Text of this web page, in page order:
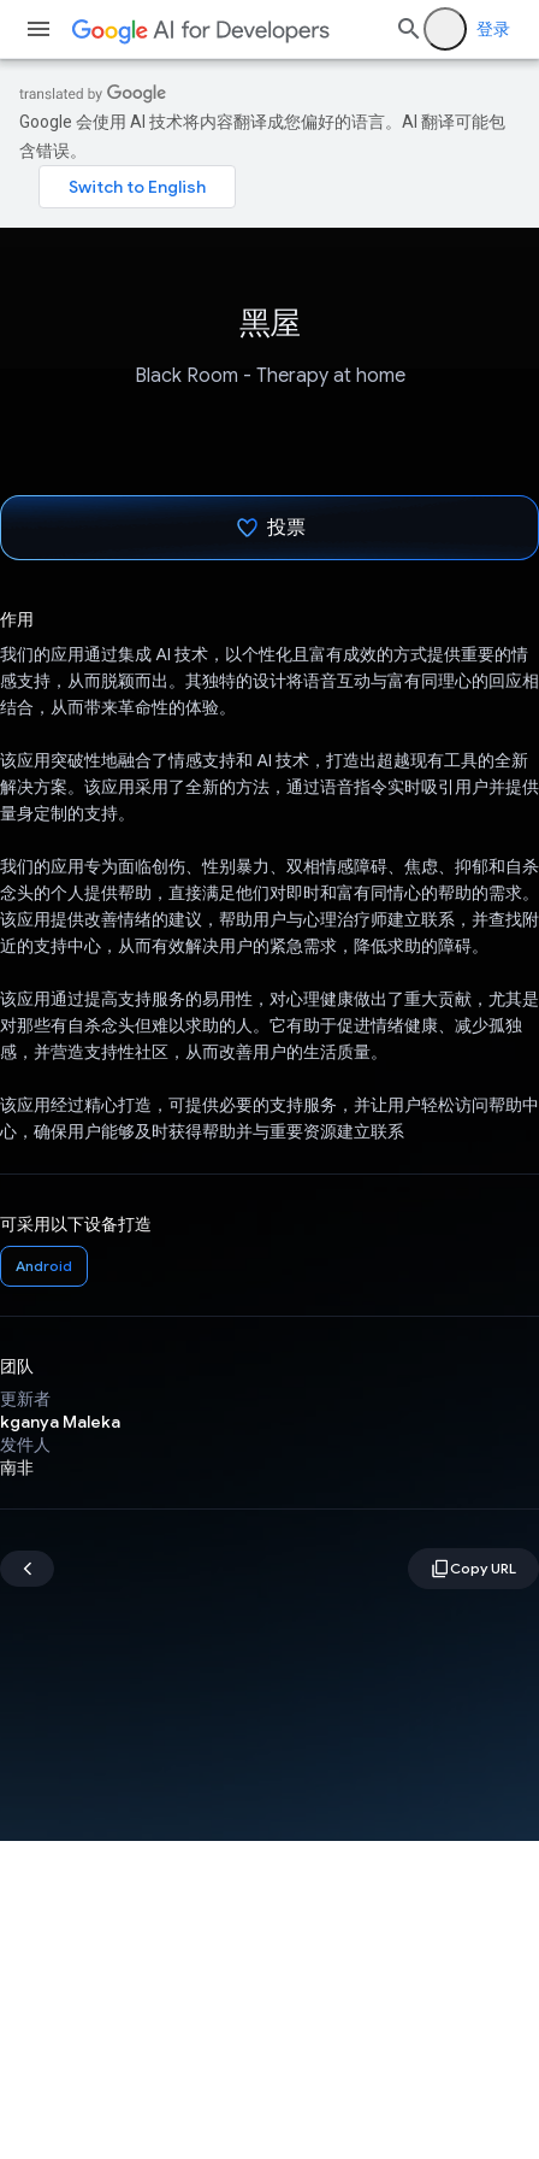
登录
Google 会使用 AI 技术将内容翻译成您偏好的语言。AI 翻译可能包
含错误。
黑屋
Black Room - Therapy at home
投票
作用
我们的应用通过集成 AI 技术，以个性化且富有成效的方式提供重要的情
感支持，从而脱颖而出。其独特的设计将语音互动与富有同理心的回应相
结合，从而带来革命性的体验。
该应用突破性地融合了情感支持和 AI 技术，打造出超越现有工具的全新
解决方案。该应用采用了全新的方法，通过语音指令实时吸引用户并提供
量身定制的支持。
我们的应用专为面临创伤、性别暴力、双相情感障碍、焦虑、抑郁和自杀
念头的个人提供帮助，直接满足他们对即时和富有同情心的帮助的需求。
该应用提供改善情绪的建议，帮助用户与心理治疗师建立联系，并查找附
近的支持中心，从而有效解决用户的紧急需求，降低求助的障碍。
该应用通过提高支持服务的易用性，对心理健康做出了重大贡献，尤其是
对那些有自杀念头但难以求助的人。它有助于促进情绪健康、减少孤独
感，并营造支持性社区，从而改善用户的生活质量。
该应用经过精心打造，可提供必要的支持服务，并让用户轻松访问帮助中
心，确保用户能够及时获得帮助并与重要资源建立联系
可采用以下设备打造
Android
团队
更新者
kganya Maleka
发件人
南非